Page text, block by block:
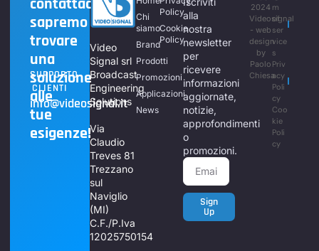
contattaci,
sapremo
trovare
una
soluzione
alle
tue
esigenze!
SUPPORTO
CLIENTI
info@videosignal.it
Video
Signal srl
Broadcast
Engineering
Solutions
Via
Claudio
Treves 81
Trezzano
sul
Naviglio
(MI)
C.F./P.Iva
12025750154
Chi
siamo
Brand
Prodotti
Promozioni
Applicazioni
News
Policy
Cookie
Policy
alla
nostra
newsletter
per
ricevere
informazioni
aggiornate,
notizie,
approfondimenti
o
promozioni.
Sign
Up
2024
Videosignal
- web
design
by
Paolo
Chiesa
m
of
ser
vice
s
Priv
acy
Poli
cy
Coo
kie
Poli
cy